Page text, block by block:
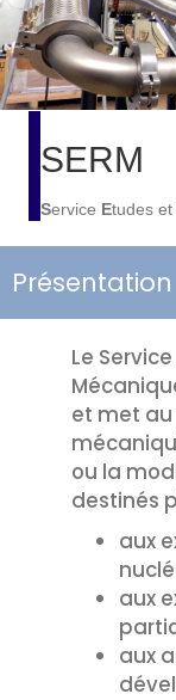
SERM
Service Etudes et
Présentation
Le
et met
ou la
destinés
aux
aux
aux